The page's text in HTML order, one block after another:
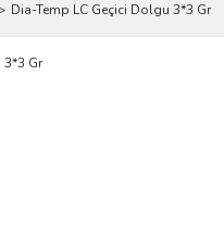
Dia-Temp LC Geçici Dolgu 3*3 Gr